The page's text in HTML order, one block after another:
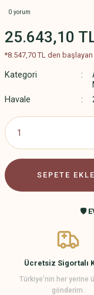
0 yorum
25.643,10
*8.547,70 TL den
Kategori
Havale
SEPETE EKLE
🛡️
Ücretsiz Sigortalı
Türkiye’nin her yerine
gönderim.